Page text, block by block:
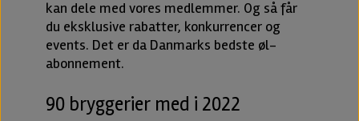
kan dele med vores medlemmer. Og så får
du eksklusive rabatter, konkurrencer og
events. Det er da Danmarks bedste øl-
abonnement.
90 bryggerier med i 2022